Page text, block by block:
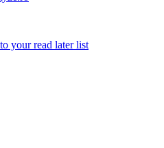
your read later list